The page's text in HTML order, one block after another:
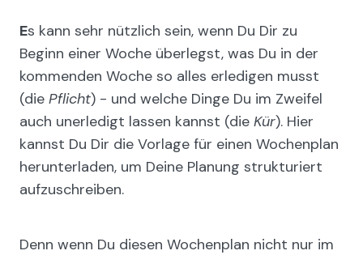
Es kann sehr nützlich sein, wenn Du Dir zu
Beginn einer Woche überlegst, was Du in der
kommenden Woche so alles erledigen musst
(die Pflicht) - und welche Dinge Du im Zweifel
auch unerledigt lassen kannst (die Kür). Hier
kannst Du Dir die Vorlage für einen Wochenplan
herunterladen, um Deine Planung strukturiert
aufzuschreiben.
Denn wenn Du diesen Wochenplan nicht nur im